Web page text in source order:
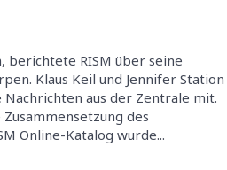
berichtete RISM über seine
Klaus Keil und Jennifer Station
aus der Zentrale mit.
des
Online-Katalog wurde...